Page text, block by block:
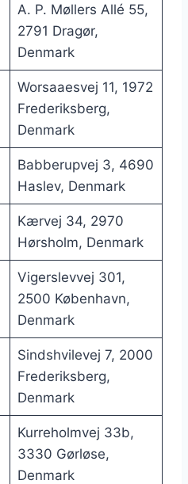
A. P. Møllers Allé 55,
2791 Dragør,
Denmark
Worsaaesvej 11, 1972
Frederiksberg,
Denmark
Babberupvej 3, 4690
Haslev, Denmark
Kærvej 34, 2970
Hørsholm, Denmark
Vigerslevvej 301,
2500 København,
Denmark
Sindshvilevej 7, 2000
Frederiksberg,
Denmark
Kurreholmvej 33b,
3330 Gørløse,
Denmark